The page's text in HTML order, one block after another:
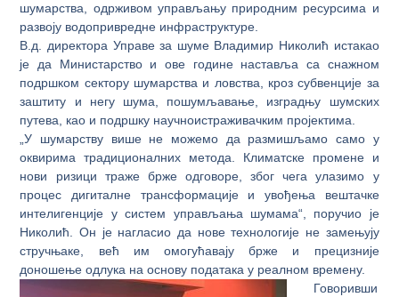
шумарства, одрживом управљању природним ресурсима и
развоју водопривредне инфраструктуре.
В.д. директора Управе за шуме Владимир Николић истакао
је да Министарство и ове године наставља са снажном
подршком сектору шумарства и ловства, кроз субвенције за
заштиту и негу шума, пошумљавање, изградњу шумских
путева, као и подршку научноистраживачким пројектима.
„У шумарству више не можемо да размишљамо само у
оквирима традиционалних метода. Климатске промене и
нови ризици траже брже одговоре, због чега улазимо у
процес дигиталне трансформације и увођења вештачке
интелигенције у систем управљања шумама“, поручио је
Николић. Он је нагласио да нове технологије не замењују
стручњаке, већ им омогућавају брже и прецизније
доношење одлука на основу података у реалном времену.
Говоривши